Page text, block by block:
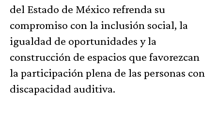
del Estado de México refrenda su
compromiso con la inclusión social, la
igualdad de oportunidades y la
construcción de espacios que favorezcan
la participación plena de las personas con
discapacidad auditiva.